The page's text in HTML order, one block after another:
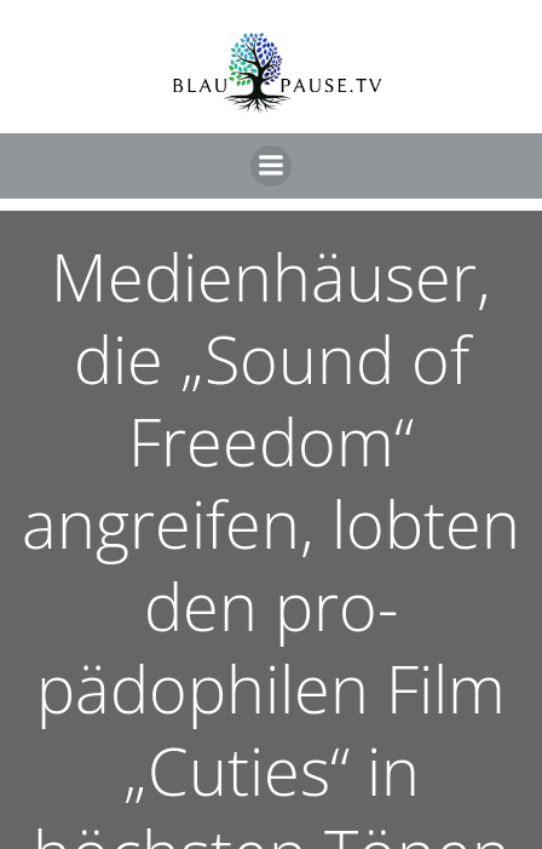
Medienhäuser,
die „Sound of
Freedom“
angreifen, lobten
den pro-
pädophilen Film
„Cuties“ in